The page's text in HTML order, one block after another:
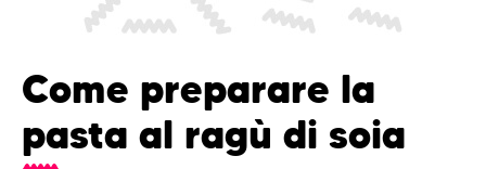
Come preparare la
pasta al ragù di soia